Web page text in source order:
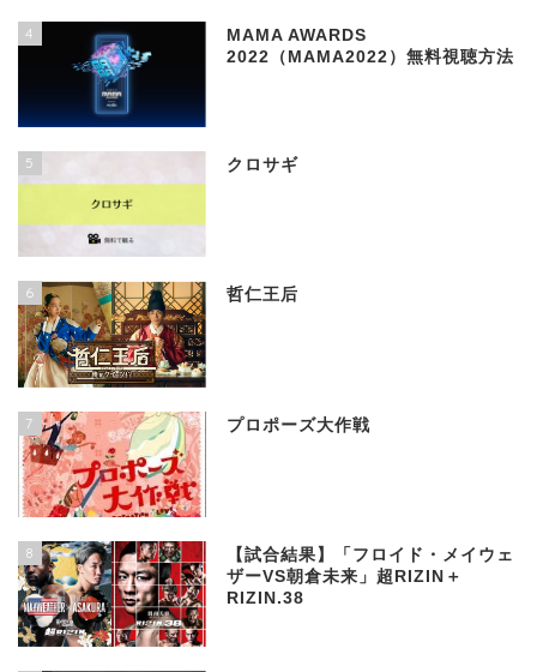
4
MAMA AWARDS
2022（MAMA2022）無料視聴方法
5 クロサギ
6 哲仁王后
7 プロポーズ大作戦
8
【試合結果】「フロイド・メイウェ
ザーVS朝倉未来」超RIZIN＋
RIZIN.38